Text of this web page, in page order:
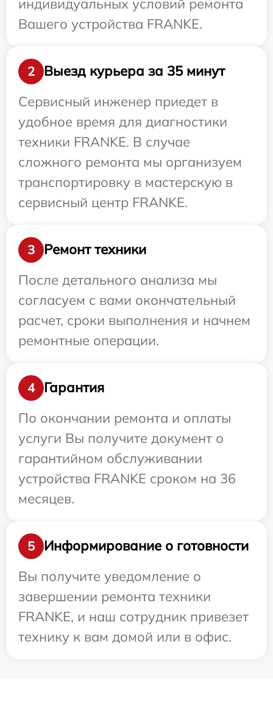
индивидуальных условий ремонта
Вашего устройства FRANKE.
2
Выезд курьера за 35 минут
Сервисный инженер приедет в
удобное время для диагностики
техники FRANKE. В случае
сложного ремонта мы организуем
транспортировку в мастерскую в
сервисный центр FRANKE.
3
Ремонт техники
После детального анализа мы
согласуем с вами окончательный
расчет, сроки выполнения и начнем
ремонтные операции.
4
Гарантия
По окончании ремонта и оплаты
услуги Вы получите документ о
гарантийном обслуживании
устройства FRANKE сроком на 36
месяцев.
5
Информирование о готовности
Вы получите уведомление о
завершении ремонта техники
FRANKE, и наш сотрудник привезет
технику к вам домой или в офис.